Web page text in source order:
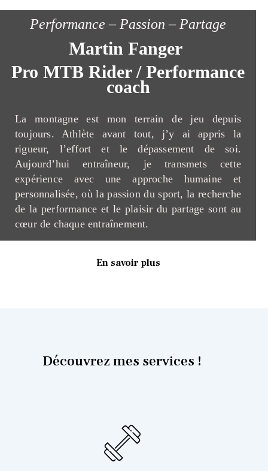
Performance – Passion – Partage
Martin Fanger
Pro MTB Rider / Performance
coach
La montagne est mon terrain de jeu depuis
toujours. Athlète avant tout, j’y ai appris la
rigueur, l’effort et le dépassement de soi.
Aujourd’hui entraîneur, je transmets cette
expérience avec une approche humaine et
personnalisée, où la passion du sport, la recherche
de la performance et le plaisir du partage sont au
cœur de chaque entraînement.
En savoir plus
Découvrez mes services !